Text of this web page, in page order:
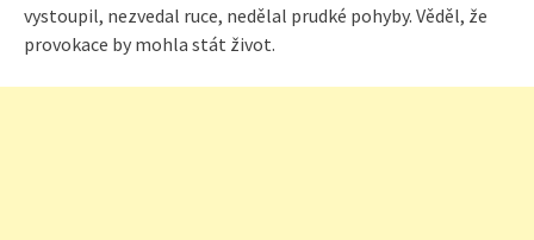
vystoupil, nezvedal ruce, nedělal prudké pohyby. Věděl, že
provokace by mohla stát život.